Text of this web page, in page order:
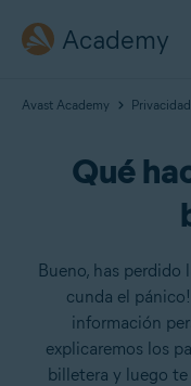
Academy
Avast Academy Privacidad
Qué
Bueno, has perdido
cunda el
información
explicaremos los
billetera y luego